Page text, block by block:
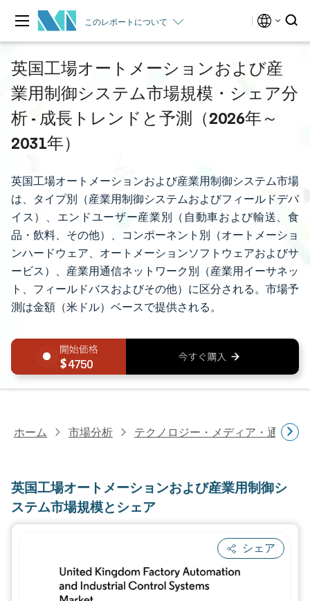
このレポートについて
英国工場オートメーションおよび産
業用制御システム市場規模・シェア分
析 - 成長トレンドと予測（2026年～
2031年）
英国工場オートメーションおよび産業用制御システム市場
は、タイプ別（産業用制御システムおよびフィールドデバ
イス）、エンドユーザー産業別（自動車および輸送、食
品・飲料、その他）、コンポーネント別（オートメーショ
ンハードウェア、オートメーションソフトウェアおよびサ
ービス）、産業用通信ネットワーク別（産業用イーサネッ
ト、フィールドバスおよびその他）に区分される。市場予
測は金額（米ドル）ベースで提供される。
4750
ホーム 市場分析 テクノロジー・メディア・通信研
英国工場オートメーションおよび産業用制御シ
ステム市場規模とシェア
シェア